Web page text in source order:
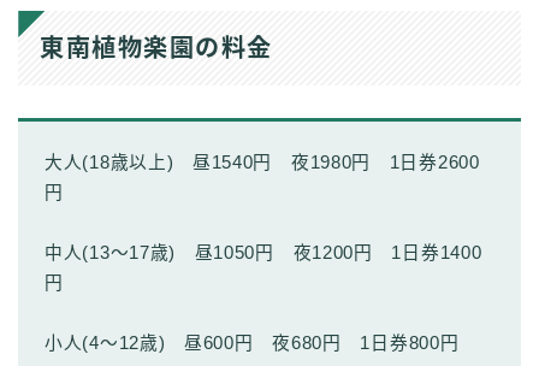
東南植物楽園の料金
大人(18歳以上) 昼1540円 夜1980円 1日券2600
円
中人(13〜17歳) 昼1050円 夜1200円 1日券1400
円
小人(4〜12歳) 昼600円 夜680円 1日券800円